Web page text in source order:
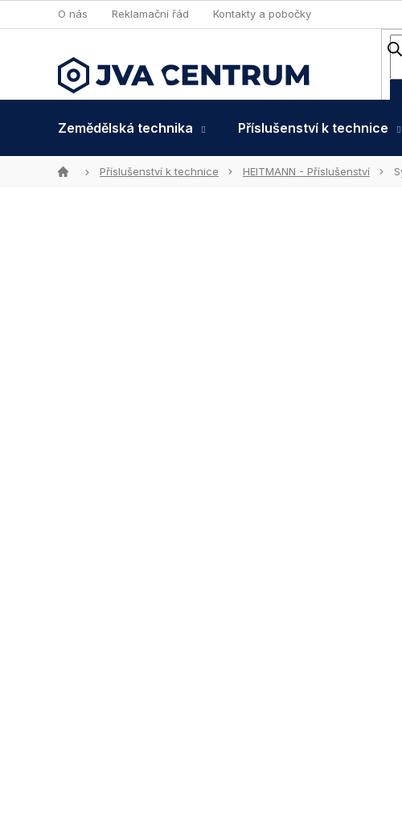
na
O nás Reklamační řád Kontakty a pobočky
Zemědělská technika
Příslušenství k technice
DomůPříslušenství k technice HEITMANN - Příslušenství